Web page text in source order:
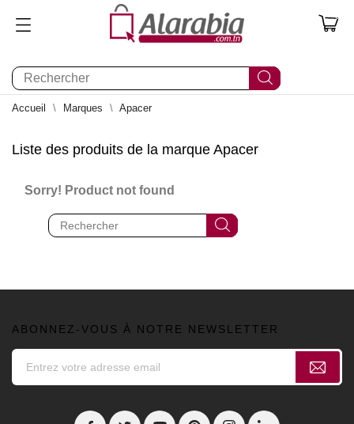
0
Accueil Marques Apacer
Liste des produits de la marque Apacer
Sorry! Product not found
ABONNEZ-VOUS À NOTRE NEWSLETTER